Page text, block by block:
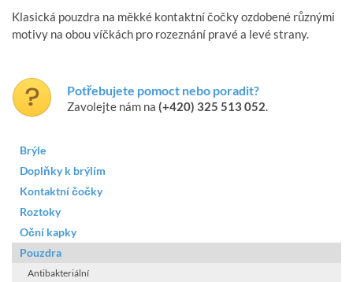
Klasická pouzdra na měkké kontaktní čočky ozdobené různými
motivy na obou víčkách pro rozeznání pravé a levé strany.
Potřebujete pomoct nebo poradit?
Zavolejte nám na (+420) 325 513 052.
Brýle
Doplňky k brýlím
Kontaktní čočky
Roztoky
Oční kapky
Pouzdra
Antibakteriální